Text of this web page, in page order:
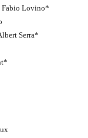
Fabio Lovino*
Serra*